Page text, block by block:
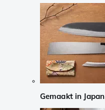
Gemaakt in Japan